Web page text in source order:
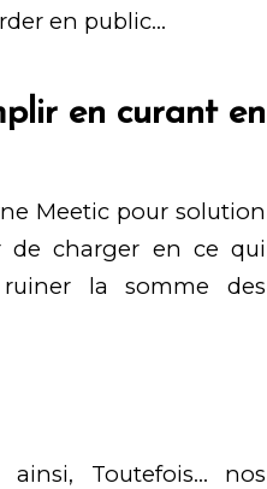
en public…
en curant en
Meetic pour solution
de charger en ce qui
la somme des
Toutefois… nos